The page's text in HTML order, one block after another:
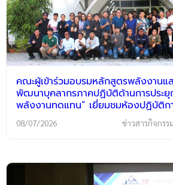
คณะผู้เข้าร่วมอบรมหลักสูตรพลังงานแ
พัฒนาบุคลากรภาคปฏิบัติด้านการประยุก
พลังงานทดแทน” เยี่ยมชมห้องปฏิบัติก
08/07/2026 ข่าวสารกิจกรรม